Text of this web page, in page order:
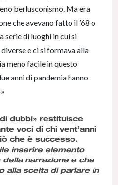
berlusconismo. Ma era
che avevano fatto il ’68 o
serie di luoghi in cui si
e ci si formava alla
meno facile in questo
anni di pandemia hanno
dubbi» restituisce
voci di chi vent’anni
che è successo.
inserire elemento
della narrazione e che
alla scelta di parlare in